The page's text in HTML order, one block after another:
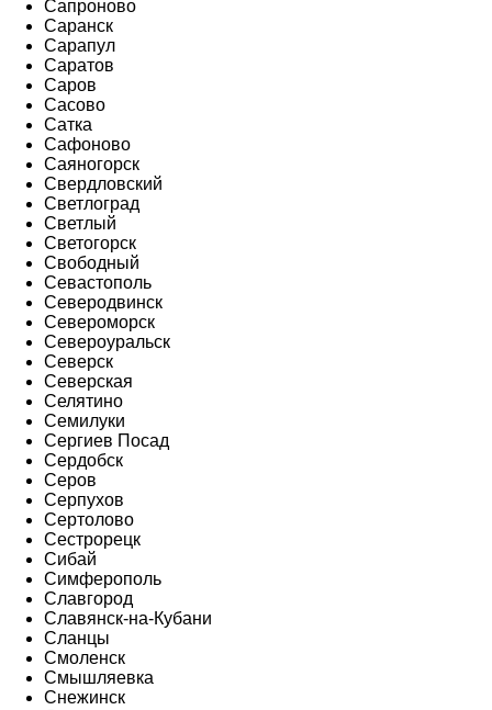
Сапроново
Саранск
Сарапул
Саратов
Саров
Сасово
Сатка
Сафоново
Саяногорск
Свердловский
Светлоград
Светлый
Светогорск
Свободный
Севастополь
Северодвинск
Североморск
Североуральск
Северск
Северская
Селятино
Семилуки
Сергиев Посад
Сердобск
Серов
Серпухов
Сертолово
Сестрорецк
Сибай
Симферополь
Славгород
Славянск-на-Кубани
Сланцы
Смоленск
Смышляевка
Снежинск